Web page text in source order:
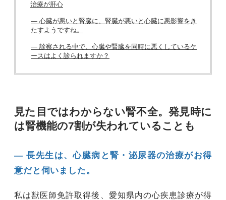
治療が肝心
― 心臓が悪いと腎臓に、腎臓が悪いと心臓に悪影響をき
たすようですね。
― 診察される中で、心臓や腎臓を同時に悪くしているケ
ースはよく診られますか？
見た目ではわからない腎不全。発見時に
は腎機能の7割が失われていることも
― 長先生は、心臓病と腎・泌尿器の治療がお得
意だと伺いました。
私は獣医師免許取得後、愛知県内の心疾患診療が得